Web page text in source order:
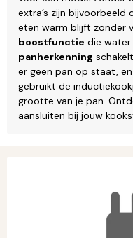
extra’s zijn bijvoorbeeld
eten warm blijft zonder
boostfunctie die water
panherkenning
er geen pan op staat,
gebruikt de
grootte van je pan.
aansluiten bij jouw